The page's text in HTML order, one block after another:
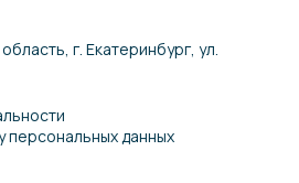
г. Екатеринбург, ул.
персональных данных